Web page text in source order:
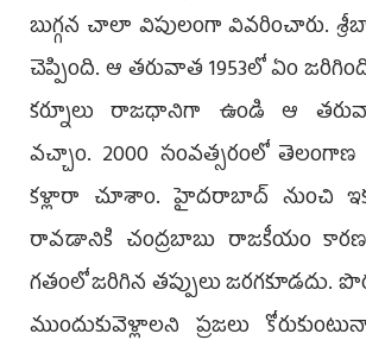
బుగ్గన చాలా విపులంగా వివరించారు.
చెప్పింది. ఆ తరువాత 1953లో ఏం జరిగింది.
కర్నూలు రాజధానిగా ఉండి ఆ
వచ్చాం. 2000 సంవత్సరంలో
కళ్లారా చూశాం. హైదరాబాద్‌ నుంచి
రావడానికి చంద్రబాబు రాజకీయం
గతంలో జరిగిన తప్పులు జరగకూడదు.
ముందుకువెళ్లాలని ప్రజలు